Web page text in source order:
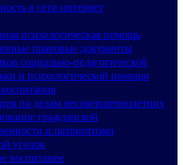
в сети интернет
психологическая помощь
правовые документы
социально-педагогической
и психологической помощи
по делам несовершеннолетних
гражданской
и патриотизма
уголок
воспитание